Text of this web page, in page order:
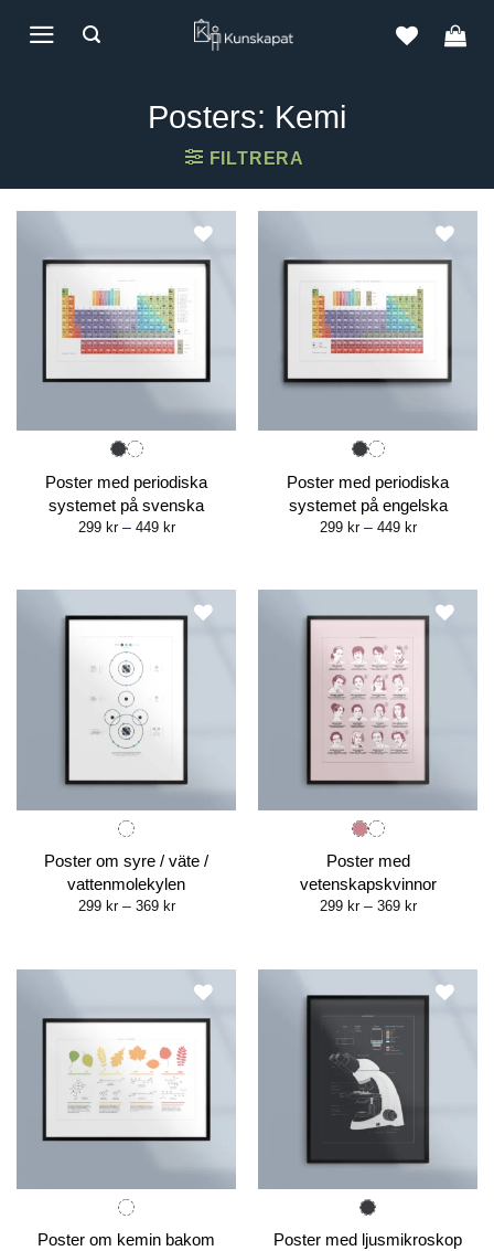
Posters: Kemi
FILTRERA
Poster med periodiska
systemet på svenska
299 kr – 449 krPrice
Poster med periodiska
systemet på engelska
299 kr – 449 krPrice
Poster om syre / väte /
vattenmolekylen
299 kr – 369 krPrice
Poster med
vetenskapskvinnor
299 kr – 369 krPrice
Poster om kemin bakom
Poster med ljusmikroskop